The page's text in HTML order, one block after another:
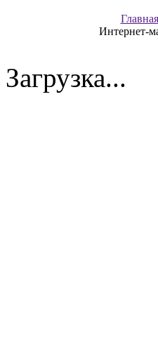
Главная
Интернет-
Загрузка...